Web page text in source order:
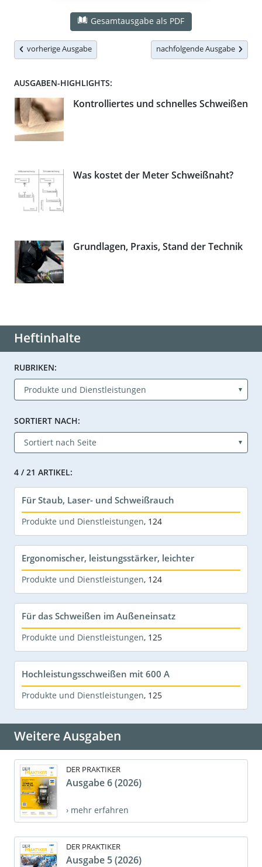
Gesamtausgabe als PDF
vorherige Ausgabe nachfolgende Ausgabe
AUSGABEN-HIGHLIGHTS:
Kontrolliertes und schnelles Schweißen
Was kostet der Meter Schweißnaht?
Grundlagen, Praxis, Stand der Technik
Heftinhalte
RUBRIKEN:
SORTIERT NACH:
4 / 21 ARTIKEL:
Für Staub, Laser- und Schweißrauch
Produkte und Dienstleistungen, 124
Ergonomischer, leistungsstärker, leichter
Produkte und Dienstleistungen, 124
Für das Schweißen im Außeneinsatz
Produkte und Dienstleistungen, 125
Hochleistungsschweißen mit 600 A
Produkte und Dienstleistungen, 125
Weitere Ausgaben
DER PRAKTIKER
Ausgabe 6 (2026)
› mehr erfahren
DER PRAKTIKER
Ausgabe 5 (2026)